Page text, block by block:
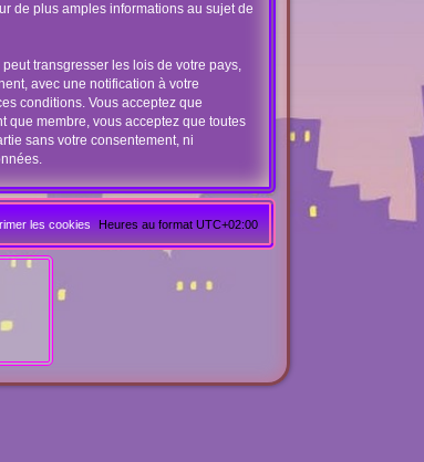
de plus amples informations au sujet de
transgresser les lois de votre pays,
avec une notification à votre
conditions. Vous acceptez que
que membre, vous acceptez que toutes
sans votre consentement, ni
Heures au format UTC+02:00
les cookies